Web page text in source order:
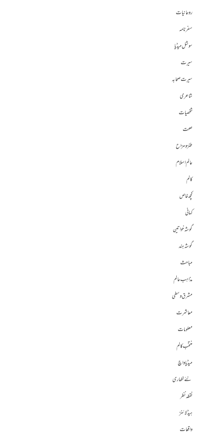
روحانیات
سفرنامہ
سوشل میڈیا
سیرت
سیرت صحابہ
شاعری
شخصیات
صحت
طنز و مزاح
عالم اسلام
کالم
کچھ خاص
کہانی
گوشہ خواتین
گوشہ ہند
مباحث
مذاہب عالم
مشرق وسطی
معاشرت
معلومات
منتخب کالم
میڈیا واچ
نئے لکھاری
نقطہ نظر
ہیڈلائنز
واقعات